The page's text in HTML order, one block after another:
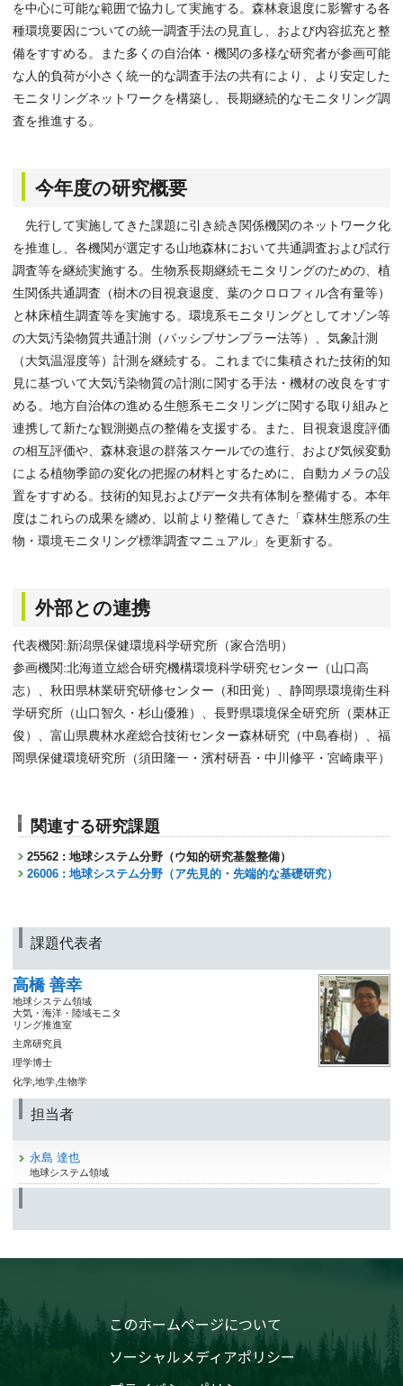
を中心に可能な範囲で協力して実施する。森林衰退度に影響する各
種環境要因についての統一調査手法の見直し、および内容拡充と整
備をすすめる。また多くの自治体・機関の多様な研究者が参画可能
な人的負荷が小さく統一的な調査手法の共有により、より安定した
モニタリングネットワークを構築し、長期継続的なモニタリング調
査を推進する。
今年度の研究概要
先行して実施してきた課題に引き続き関係機関のネットワーク化
を推進し、各機関が選定する山地森林において共通調査および試行
調査等を継続実施する。生物系長期継続モニタリングのための、植
生関係共通調査（樹木の目視衰退度、葉のクロロフィル含有量等）
と林床植生調査等を実施する。環境系モニタリングとしてオゾン等
の大気汚染物質共通計測（パッシブサンプラー法等）、気象計測
（大気温湿度等）計測を継続する。これまでに集積された技術的知
見に基づいて大気汚染物質の計測に関する手法・機材の改良をすす
める。地方自治体の進める生態系モニタリングに関する取り組みと
連携して新たな観測拠点の整備を支援する。また、目視衰退度評価
の相互評価や、森林衰退の群落スケールでの進行、および気候変動
による植物季節の変化の把握の材料とするために、自動カメラの設
置をすすめる。技術的知見およびデータ共有体制を整備する。本年
度はこれらの成果を纏め、以前より整備してきた「森林生態系の生
物・環境モニタリング標準調査マニュアル」を更新する。
外部との連携
代表機関:新潟県保健環境科学研究所（家合浩明）
参画機関:北海道立総合研究機構環境科学研究センター（山口高
志）、秋田県林業研究研修センター（和田覚）、静岡県環境衛生科
学研究所（山口智久・杉山優雅）、長野県環境保全研究所（栗林正
俊）、富山県農林水産総合技術センター森林研究（中島春樹）、福
岡県保健環境研究所（須田隆一・濱村研吾・中川修平・宮崎康平）
関連する研究課題
25562 : 地球システム分野（ウ知的研究基盤整備）
26006 : 地球システム分野（ア先見的・先端的な基礎研究）
課題代表者
高橋 善幸
地球システム領域
大気・海洋・陸域モニタ
リング推進室
主席研究員
理学博士
化学,地学,生物学
担当者
永島 達也
地球システム領域
このホームページについて
ソーシャルメディアポリシー